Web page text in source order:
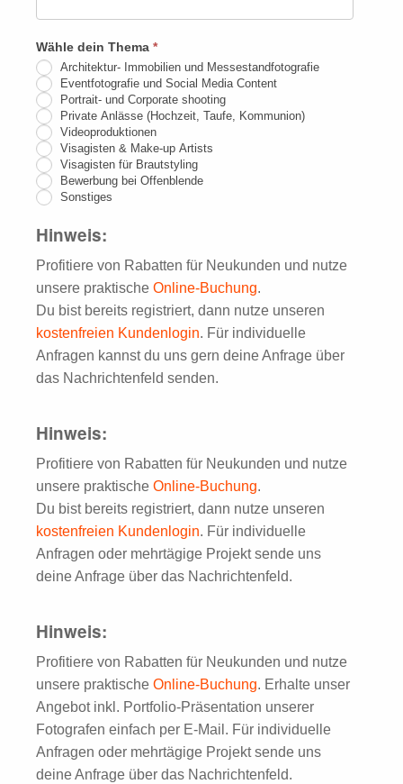
Wähle dein Thema *
Architektur- Immobilien und Messestandfotografie
Eventfotografie und Social Media Content
Portrait- und Corporate shooting
Private Anlässe (Hochzeit, Taufe, Kommunion)
Videoproduktionen
Visagisten & Make-up Artists
Visagisten für Brautstyling
Bewerbung bei Offenblende
Sonstiges
Hinweis:
Profitiere von Rabatten für Neukunden und nutze
unsere praktische Online-Buchung.
Du bist bereits registriert, dann nutze unseren
kostenfreien Kundenlogin. Für individuelle
Anfragen kannst du uns gern deine Anfrage über
das Nachrichtenfeld senden.
Hinweis:
Profitiere von Rabatten für Neukunden und nutze
unsere praktische Online-Buchung.
Du bist bereits registriert, dann nutze unseren
kostenfreien Kundenlogin. Für individuelle
Anfragen oder mehrtägige Projekt sende uns
deine Anfrage über das Nachrichtenfeld.
Hinweis:
Profitiere von Rabatten für Neukunden und nutze
unsere praktische Online-Buchung. Erhalte unser
Angebot inkl. Portfolio-Präsentation unserer
Fotografen einfach per E-Mail. Für individuelle
Anfragen oder mehrtägige Projekt sende uns
deine Anfrage über das Nachrichtenfeld.
Feld
leer.